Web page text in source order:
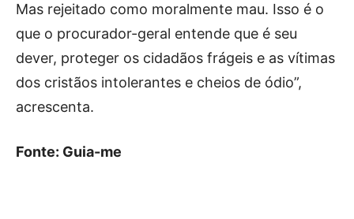
Mas rejeitado como moralmente mau. Isso é o
que o procurador-geral entende que é seu
dever, proteger os cidadãos frágeis e as vítimas
dos cristãos intolerantes e cheios de ódio”,
acrescenta.
Fonte: Guia-me